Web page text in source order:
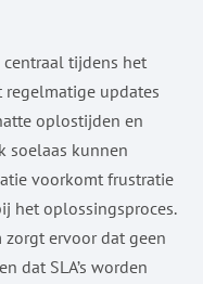
tijdens het
regelmatige updates
oplostijden en
soelaas kunnen
voorkomt frustratie
het oplossingsproces.
zorgt ervoor dat geen
dat SLA’s worden